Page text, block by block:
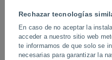
Rechazar tecnologías
En caso de no aceptar la
acceder a nuestro sitio web
te informamos de que solo se
necesarias para garantizar la